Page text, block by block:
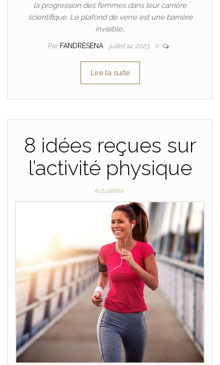
la progression des femmes dans leur carrière
scientifique. Le plafond de verre est une barrière
invisible…
Par FANDRESENA juillet 14, 2023 0
Lire la suite
8 idées reçues sur
l’activité physique
Actualités